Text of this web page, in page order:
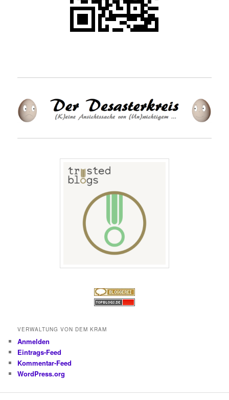
VERWALTUNG VON DEM KRAM
Anmelden
Eintrags-Feed
Kommentar-Feed
WordPress.org